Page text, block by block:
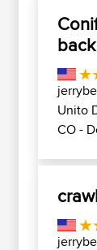
back
Unito
CO -